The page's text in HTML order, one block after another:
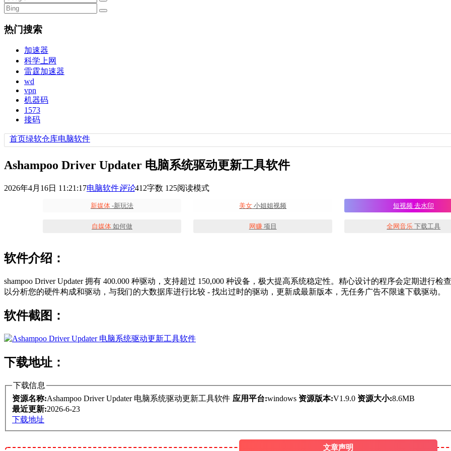
热门搜索
加速器
科学上网
雷霆加速器
wd
vpn
机器码
1573
接码
首页绿软仓库电脑软件
Ashampoo Driver Updater 电脑系统驱动更新工具软件
2026年4月16日 11:21:17电脑软件评论412字数 125阅读模式
新媒体 -新玩法 美女 小姐姐视频 短视频 去水印
自媒体 如何做 网赚项目 全网音乐 下载工具
软件介绍：
shampoo Driver Updater 拥有 400.000 种驱动，支持超过 150,000 种设备，极大提高系统稳定性。精心设计的程序会定期进行
以分析您的硬件构成和驱动，与我们的大数据库进行比较 - 找出过时的驱动，更新成最新版本，无任务广告不限速下载驱动。
软件截图：
下载地址：
下载信息
资源名称:Ashampoo Driver Updater 电脑系统驱动更新工具软件 应用平台:windows 资源版本:V1.9.0 资源大小:8.6MB
最近更新:2026-6-23
下载地址
文章声明